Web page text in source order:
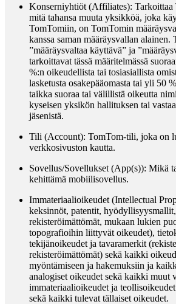
Konserniyhtiöt (Affiliates):
mitä tahansa muuta yksikköä, joka
TomTomiin, on TomTomin
kanssa saman määräysvallan alainen.
”määräysvaltaa käyttävä” ja
tarkoittavat tässä määritelmässä
%:n oikeudellista tai tosiasiallista
lasketusta osakepääomasta tai yli 50
taikka suoraa tai välillistä oikeutta
kyseisen yksikön hallituksen tai
jäsenistä.
Tili (Account): TomTom-tili, joka on
verkkosivuston kautta.
Sovellus/Sovellukset (App(s)): Mikä
kehittämä mobiilisovellus.
Immateriaalioikeudet (Intellectual
keksinnöt, patentit,
rekisteröimättömät, mukaan lukien
topografioihin liittyvät oikeudet),
tekijänoikeudet ja tavaramerkit
rekisteröimättömät) sekä kaikki
myöntämiseen ja hakemuksiin ja
analogiset oikeudet sekä kaikki muut
immateriaalioikeudet ja
sekä kaikki tulevat tällaiset oikeudet.